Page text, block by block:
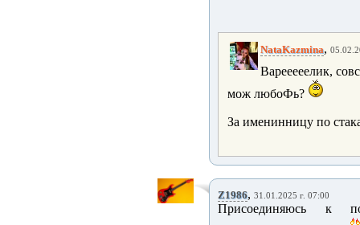
NataKazmina,
Варееееелик,
мож любоФь?
За именинницу по
Z1986, 31.01.2025 г. 07:00
Присоединяюсь к